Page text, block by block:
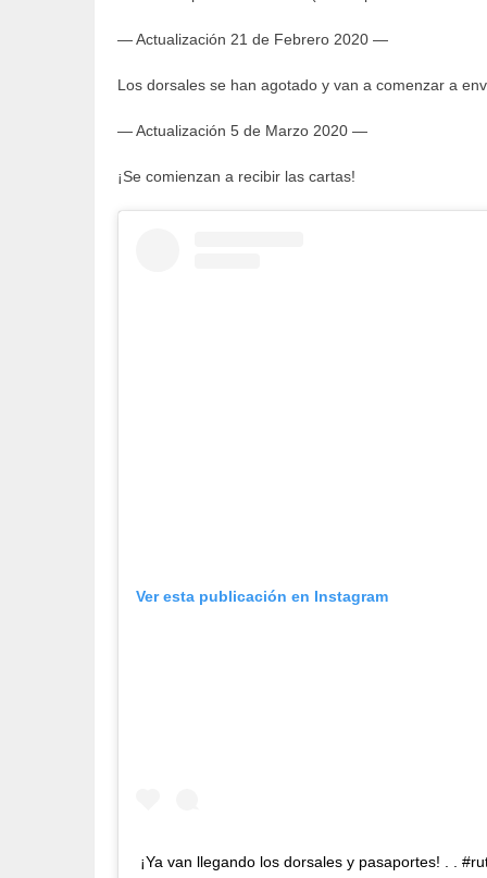
— Actualización 21 de Febrero 2020 —
Los dorsales se han agotado y van a comenzar a
— Actualización 5 de Marzo 2020 —
¡Se comienzan a recibir las cartas!
Ver esta publicación en Instagram
¡Ya van llegando los dorsales y pasaportes! . .